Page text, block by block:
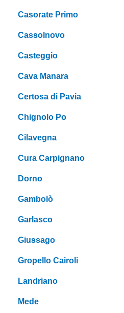
Casorate Primo
Cassolnovo
Casteggio
Cava Manara
Certosa di Pavia
Chignolo Po
Cilavegna
Cura Carpignano
Dorno
Gambolò
Garlasco
Giussago
Gropello Cairoli
Landriano
Mede